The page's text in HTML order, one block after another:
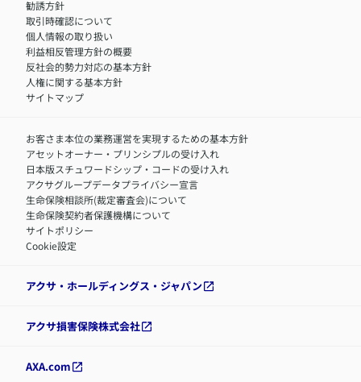
​お客さまを金融犯罪からお守りするために
アクサグループについて
中途採用：フィナンシャルプラン・アドバイザー（営業職）
障害者採用
勧誘方針
取引時確認について
個人情報の取り扱い
利益相反管理方針の概要
反社会的勢力対応の基本方針
人権に関する基本方針
サイトマップ
お客さま本位の業務運営を実現するための基本方針
アセットオーナー・プリンシプルの受け入れ
日本版スチュワードシップ・コードの受け入れ
アクサグループデータプライバシー宣言
生命保険相談所(裁定審査会)について
生命保険契約者保護機構について
サイトポリシー
Cookie設定
アクサ・ホールディングス・ジャパン
アクサ損害保険株式会社
AXA.com